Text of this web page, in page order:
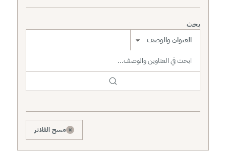
بحث
نطاق البحث
× مسح الفلاتر